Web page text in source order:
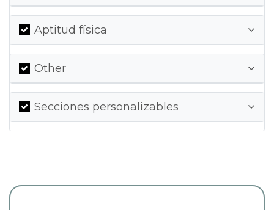
Aptitud física
Other
Secciones personalizables